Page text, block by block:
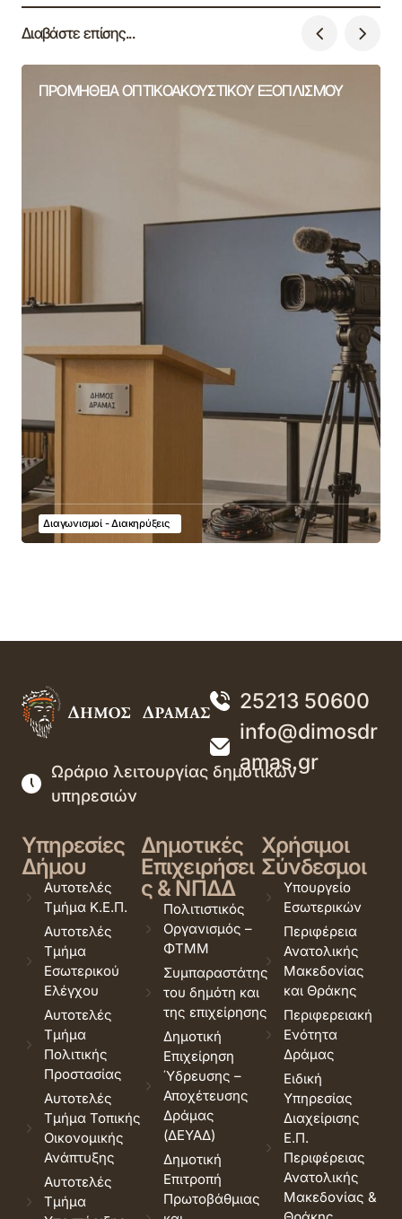
Διαβάστε επίσης...
ΠΡΟΜΗΘΕΙΑ ΟΠΤΙΚΟΑΚΟΥΣΤΙΚΟΥ ΕΞΟΠΛΙΣΜΟΥ
Διαγωνισμοί - Διακηρύξεις
25213 50600
info@dimosdr
amas.gr
Ωράριο λειτουργίας δημοτικών
υπηρεσιών
Υπηρεσίες
Δήμου
Αυτοτελές
Τμήμα Κ.Ε.Π.
Αυτοτελές
Τμήμα
Εσωτερικού
Ελέγχου
Αυτοτελές
Τμήμα
Πολιτικής
Προστασίας
Αυτοτελές
Τμήμα Τοπικής
Οικονομικής
Ανάπτυξης
Αυτοτελές
Τμήμα
Δημοτικές
Επιχειρήσει
ς & ΝΠΔΔ
Πολιτιστικός
Οργανισμός –
ΦΤΜΜ
Συμπαραστάτης
του δημότη και
της επιχείρησης
Δημοτική
Επιχείρηση
Ύδρευσης –
Αποχέτευσης
Δράμας
(ΔΕΥΑΔ)
Δημοτική
Επιτροπή
Πρωτοβάθμιας
Χρήσιμοι
Σύνδεσμοι
Υπουργείο
Εσωτερικών
Περιφέρεια
Ανατολικής
Μακεδονίας
και Θράκης
Περιφερειακή
Ενότητα
Δράμας
Ειδική
Υπηρεσίας
Διαχείρισης
Ε.Π.
Περιφέρειας
Ανατολικής
Μακεδονίας &